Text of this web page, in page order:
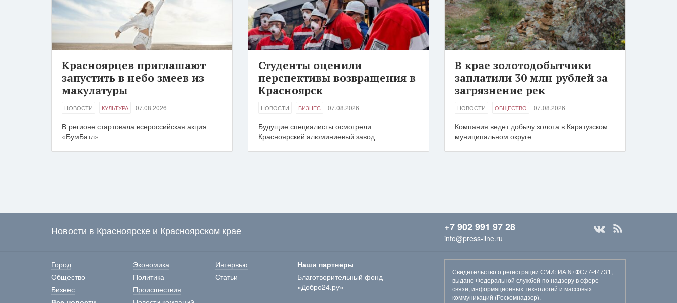
Красноярцев приглашают
запустить в небо змеев из
макулатуры
НОВОСТИ КУЛЬТУРА 07.08.2026
В регионе стартовала всероссийская акция
«БумБатл»
Студенты оценили
перспективы возвращения в
Красноярск
НОВОСТИ БИЗНЕС 07.08.2026
Будущие специалисты осмотрели
Красноярский алюминиевый завод
В крае золотодобытчики
заплатили 30 млн рублей за
загрязнение рек
НОВОСТИ ОБЩЕСТВО 07.08.2026
Компания ведет добычу золота в Каратузском
муниципальном округе
Новости в Красноярске и Красноярском крае +7 902 991 97 28
info@press-line.ru
Город
Общество
Бизнес
Экономика
Политика
Происшествия
Интервью
Статьи
Наши партнеры
Благотворительный фонд
«Добро24.ру»
Свидетельство о регистрации СМИ: ИА № ФС77-44731,
выдано Федеральной службой по надзору в сфере
связи, информационных технологий и массовых
коммуникаций (Роскомнадзор).